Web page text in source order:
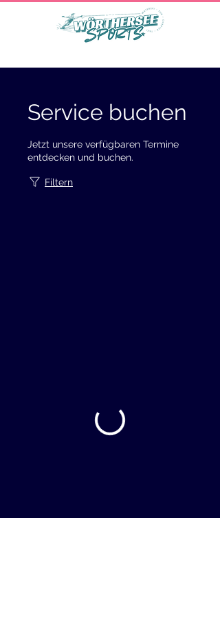
Service buchen
Jetzt unsere verfügbaren Termine
entdecken und buchen.
Filtern